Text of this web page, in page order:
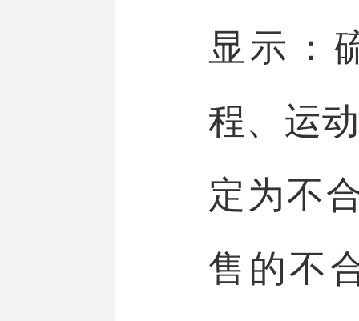
显示：
程、运
定为不
售的不